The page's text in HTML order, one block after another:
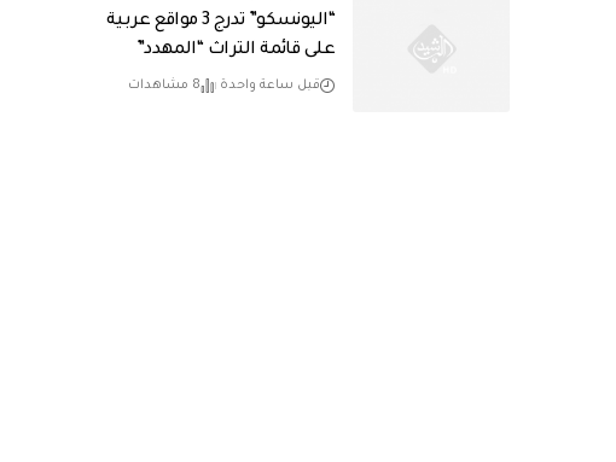
“اليونسكو” تدرج 3 مواقع عربية
على قائمة التراث “المهدد”
قبل ساعة واحدة 8 مشاهدات